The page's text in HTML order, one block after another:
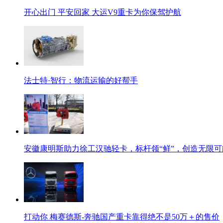
开心出门 平安回家 大运V9重卡为你保驾护航
法士特·智行：物流运输的好帮手
安徽康明斯助力徐工汉驰轻卡，标杆领“鲜”，创造无限
打动你 梅赛德斯-奔驰国产重卡靠得绝不是50万＋的售价